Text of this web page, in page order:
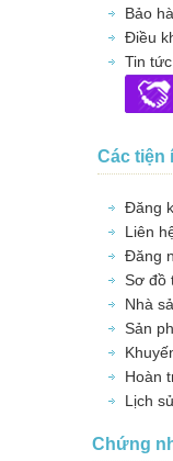
Bảo
Điều
Tin
Các tiện
Đăng
Liên
Đăng
Sơ đồ
Nhà
Sản
Hoàn
Lịch
Chứng